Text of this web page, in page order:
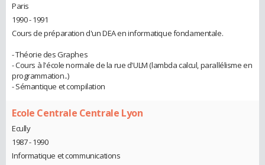
Paris
1990 - 1991
Cours de préparation d'un DEA en informatique fondamentale.
- Théorie des Graphes
- Cours à l'école normale de la rue d'ULM (lambda calcul, parallélisme en
programmation..)
- Sémantique et compilation
Ecole Centrale Centrale Lyon
Ecully
1987 - 1990
Informatique et communications